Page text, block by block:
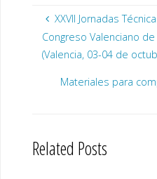
XXVII Jornadas
Congreso Valenciano
(Valencia, 03-04 de
Materiales para
Related Posts